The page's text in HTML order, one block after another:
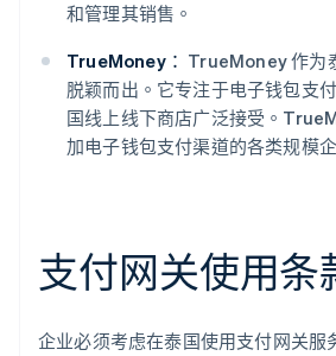
和管理其销售。
TrueMoney： TrueMoney 作为
脱颖而出。它专注于电子钱包支
国线上线下商店广泛接受。
加电子钱包支付渠道的各类规模企
支付网关使用条
企业必须考虑在泰国使用支付网关服